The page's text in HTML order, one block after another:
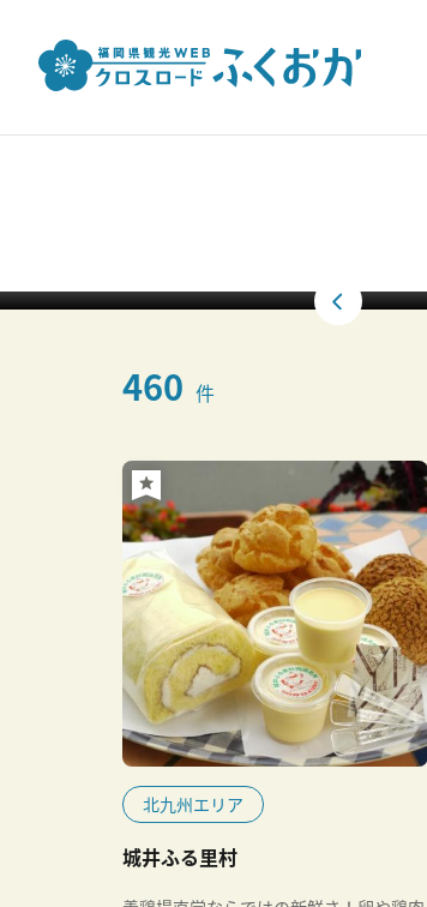
460 件
北九州エリア
城井ふる里村